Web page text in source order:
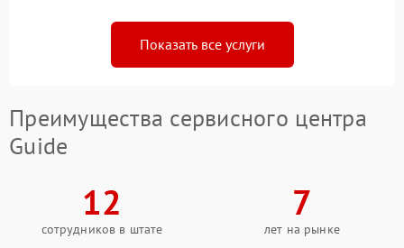
Показать все услуги
Преимущества сервисного центра
Guide
12
сотрудников в штате
7
лет на рынке